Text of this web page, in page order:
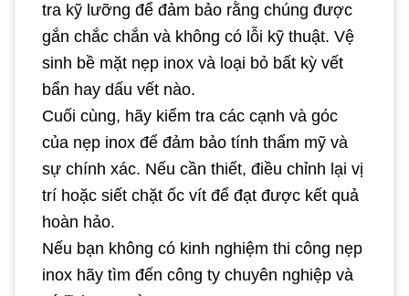
tra kỹ lưỡng để đảm bảo rằng chúng được
gắn chắc chắn và không có lỗi kỹ thuật. Vệ
sinh bề mặt nẹp inox và loại bỏ bất kỳ vết
bẩn hay dấu vết nào.
Cuối cùng, hãy kiểm tra các cạnh và góc
của nẹp inox để đảm bảo tính thẩm mỹ và
sự chính xác. Nếu cần thiết, điều chỉnh lại vị
trí hoặc siết chặt ốc vít để đạt được kết quả
hoàn hảo.
Nếu bạn không có kinh nghiệm thi công nẹp
inox hãy tìm đến công ty chuyên nghiệp và